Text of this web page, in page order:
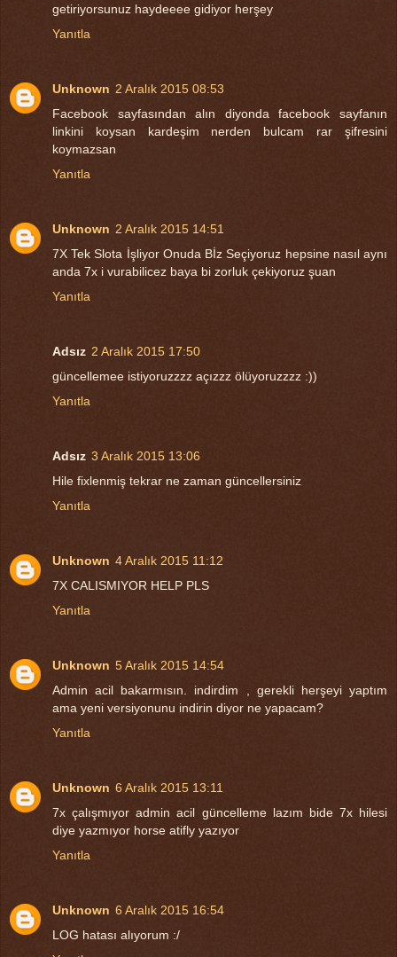
getiriyorsunuz haydeeee gidiyor herşey
Yanıtla
Unknown 2 Aralık 2015 08:53
Facebook sayfasından alın diyonda facebook sayfanın
linkini koysan kardeşim nerden bulcam rar şifresini
koymazsan
Yanıtla
Unknown 2 Aralık 2015 14:51
7X Tek Slota İşliyor Onuda Bİz Seçiyoruz hepsine nasıl aynı
anda 7x i vurabilicez baya bi zorluk çekiyoruz şuan
Yanıtla
Adsız 2 Aralık 2015 17:50
güncellemee istiyoruzzzz açızzz ölüyoruzzzz :))
Yanıtla
Adsız 3 Aralık 2015 13:06
Hile fixlenmiş tekrar ne zaman güncellersiniz
Yanıtla
Unknown 4 Aralık 2015 11:12
7X CALISMIYOR HELP PLS
Yanıtla
Unknown 5 Aralık 2015 14:54
Admin acil bakarmısın. indirdim , gerekli herşeyi yaptım
ama yeni versiyonunu indirin diyor ne yapacam?
Yanıtla
Unknown 6 Aralık 2015 13:11
7x çalışmıyor admin acil güncelleme lazım bide 7x hilesi
diye yazmıyor horse atifly yazıyor
Yanıtla
Unknown 6 Aralık 2015 16:54
LOG hatası alıyorum :/